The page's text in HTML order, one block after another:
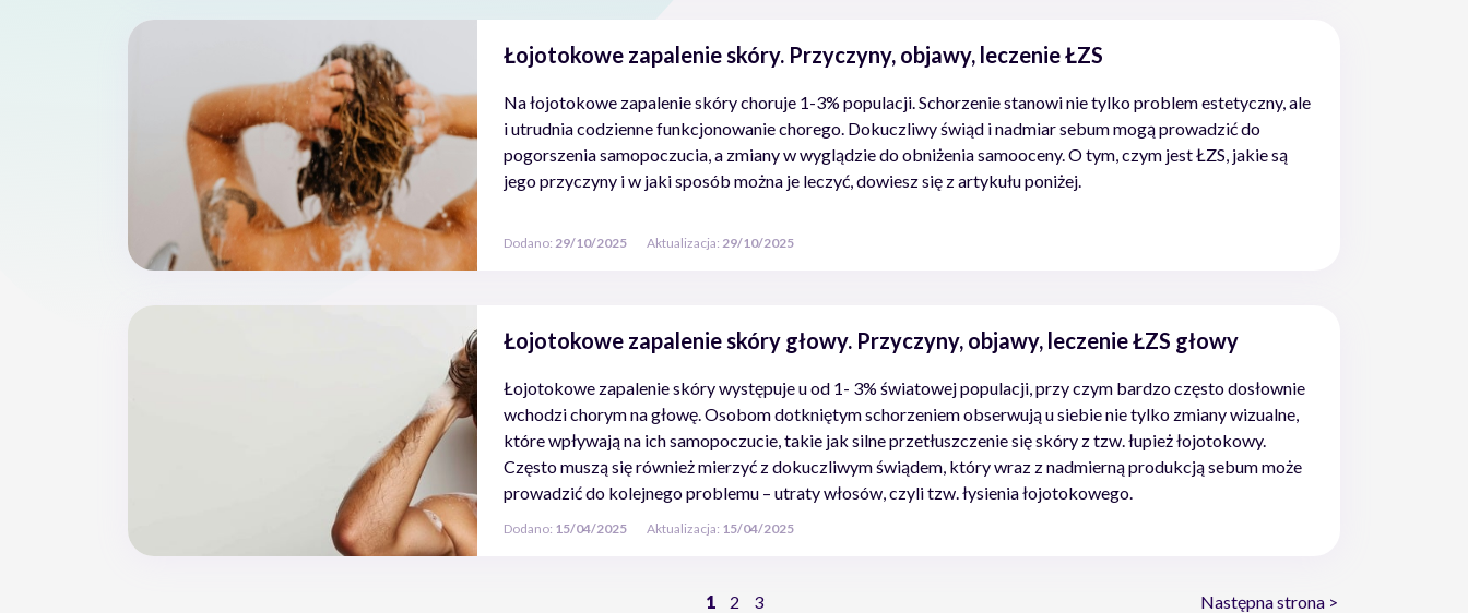
Łojotokowe zapalenie skóry. Przyczyny, objawy, leczenie ŁZS
Na łojotokowe zapalenie skóry choruje 1-3% populacji. Schorzenie stanowi nie tylko problem estetyczny, ale
i utrudnia codzienne funkcjonowanie chorego. Dokuczliwy świąd i nadmiar sebum mogą prowadzić do
pogorszenia samopoczucia, a zmiany w wyglądzie do obniżenia samooceny. O tym, czym jest ŁZS, jakie są
jego przyczyny i w jaki sposób można je leczyć, dowiesz się z artykułu poniżej.
Dodano: 29/10/2025 Aktualizacja: 29/10/2025
Łojotokowe zapalenie skóry głowy. Przyczyny, objawy, leczenie ŁZS głowy
Łojotokowe zapalenie skóry występuje u od 1- 3% światowej populacji, przy czym bardzo często dosłownie
wchodzi chorym na głowę. Osobom dotkniętym schorzeniem obserwują u siebie nie tylko zmiany wizualne,
które wpływają na ich samopoczucie, takie jak silne przetłuszczenie się skóry z tzw. łupież łojotokowy.
Często muszą się również mierzyć z dokuczliwym świądem, który wraz z nadmierną produkcją sebum może
prowadzić do kolejnego problemu – utraty włosów, czyli tzw. łysienia łojotokowego.
Dodano: 15/04/2025 Aktualizacja: 15/04/2025
1 2 3 Następna strona >